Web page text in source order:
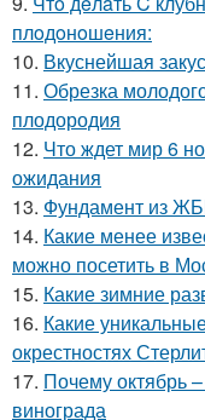
плoдoнoшeния:
10. Вкуснейшая
11. Обрезка
плодородия
12. Что ждет мир 6
ожидания
13. Фундамент из
14. Какие менее
можно посетить в
15. Какие зимние
16. Какие
окрестностях
17. Почему октябрь
винограда